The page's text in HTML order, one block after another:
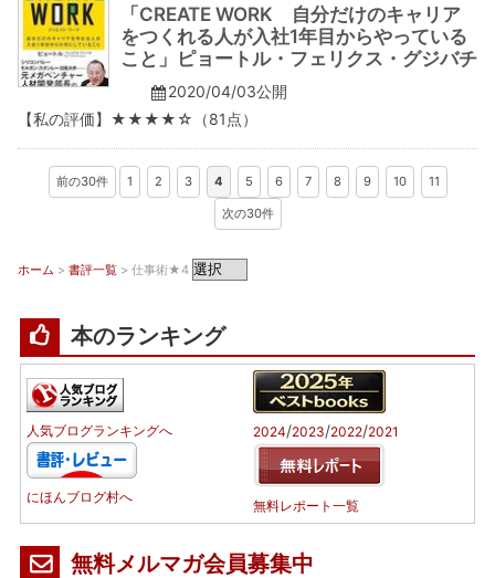
「CREATE WORK 自分だけのキャリア
をつくれる人が入社1年目からやっている
こと」ピョートル・フェリクス・グジバチ
2020/04/03公開
【私の評価】★★★★☆（81点）
前の30件 1 2 3 4 5 6 7 8 9 10 11
次の30件
ホーム > 書評一覧 > 仕事術★4
本のランキング
人気ブログランキングへ
にほんブログ村へ
2024/2023/2022/2021
無料レポート一覧
無料メルマガ会員募集中